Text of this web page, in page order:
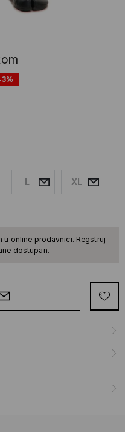
L XL
online prodavnici. Regstruj
dostupan.